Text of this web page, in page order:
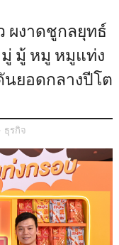
ผงาดชูกลยุทธ์
มู้ หมู หมูแท่ง
นยอดกลางปีโต
ธุรกิจ